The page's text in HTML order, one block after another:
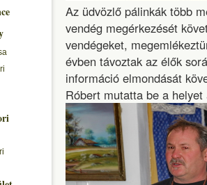
Az üdvözlő pálinkák több
vendég megérkezését
vendégeket,
évben távoztak az élők
információ elmondását
Róbert mutatta be a